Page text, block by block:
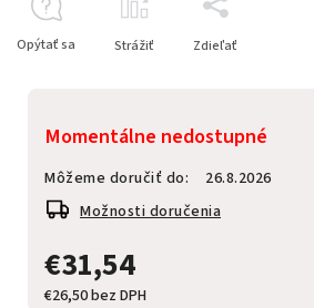
€31,54
€26,50 bez DPH
Momentálne nedostupné
Môžeme doručiť do:
26.8.2026
Možnosti doručenia
Opýtať sa Strážiť Zdieľať